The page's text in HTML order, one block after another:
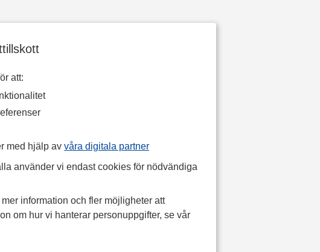
att:
med hjälp av våra digitala partner
använder vi endast cookies för nödvändiga
information och fler möjligheter att
om hur vi hanterar personuppgifter, se vår